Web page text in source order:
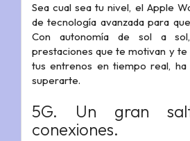
Sea cual sea tu nivel, el Apple
de tecnología avanzada para
Con autonomía de sol a
prestaciones que te motivan y
tus entrenos en tiempo real,
superarte.
5G. Un gran
conexiones.